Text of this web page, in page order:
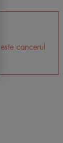
cancerul